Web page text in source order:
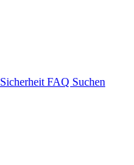
Sicherheit FAQ Suchen